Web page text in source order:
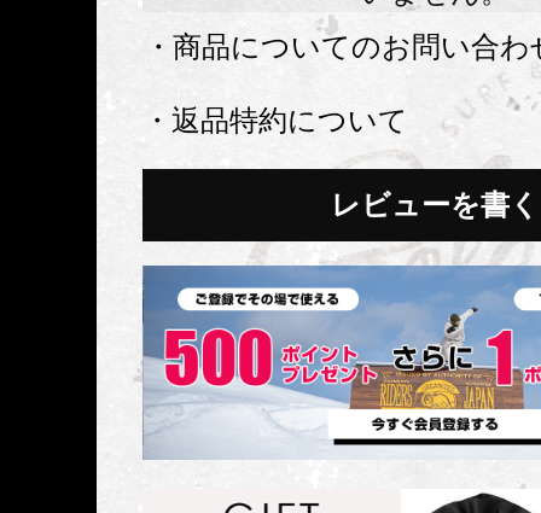
・商品についてのお問い合わ
・返品特約について
レビューを書く